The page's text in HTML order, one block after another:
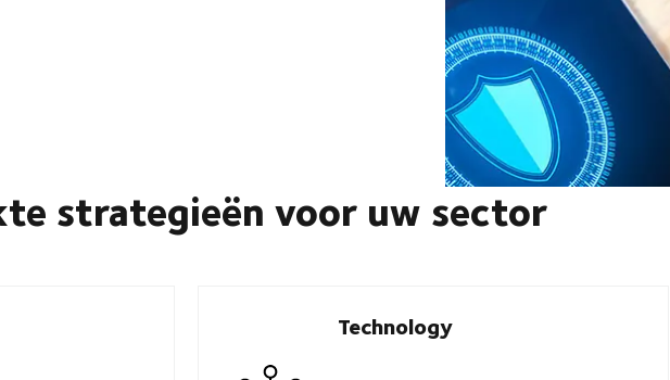
strategieën voor uw sector
Technology